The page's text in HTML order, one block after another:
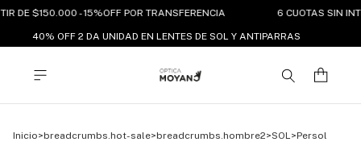
DE $150.000 - 15%OFF POR TRANSFERENCIA 6 CUOTAS SIN
40% OFF 2 DA UNIDAD EN LENTES DE SOL Y ANTIPARRAS
Inicio>breadcrumbs.hot-sale>breadcrumbs.hombre2>SOL>Persol